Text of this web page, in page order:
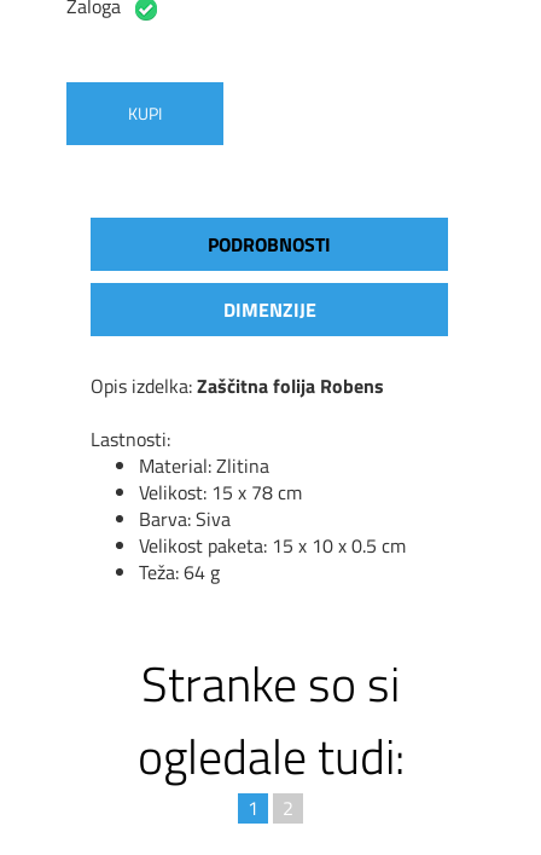
Zaloga
KUPI
PODROBNOSTI
DIMENZIJE
Opis izdelka:Zaščitna folija Robens
Lastnosti:
Material: Zlitina
Velikost: 15 x 78 cm
Barva: Siva
Velikost paketa: 15 x 10 x 0.5 cm
Teža: 64 g
Stranke so si
ogledale tudi:
1 2